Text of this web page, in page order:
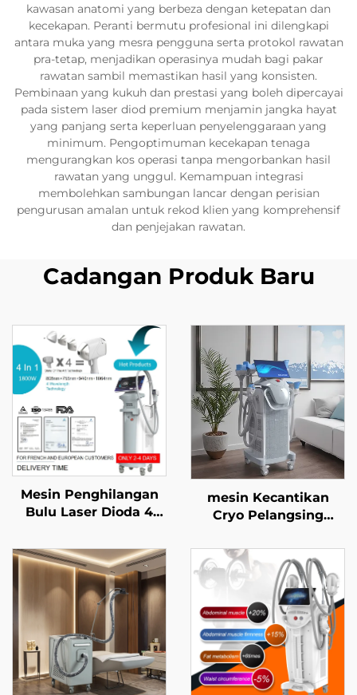
kawasan anatomi yang berbeza dengan ketepatan dan
kecekapan. Peranti bermutu profesional ini dilengkapi
antara muka yang mesra pengguna serta protokol rawatan
pra-tetap, menjadikan operasinya mudah bagi pakar
rawatan sambil memastikan hasil yang konsisten.
Pembinaan yang kukuh dan prestasi yang boleh dipercayai
pada sistem laser diod premium menjamin jangka hayat
yang panjang serta keperluan penyelenggaraan yang
minimum. Pengoptimuman kecekapan tenaga
mengurangkan kos operasi tanpa mengorbankan hasil
rawatan yang unggul. Kemampuan integrasi
membolehkan sambungan lancar dengan perisian
pengurusan amalan untuk rekod klien yang komprehensif
dan penjejakan rawatan.
Cadangan Produk Baru
Mesin Penghilangan
Bulu Laser Dioda 4
titik Tukar Ganti, Daya
600W, 1200W, 1800W,
dan 3000W, serta
Panjang Gelombang
755 nm, 808 nm, 940
nm, dan 1064 nm—
Diluluskan MDR, FDA,
dan MDSAP
mesin Kecantikan
Cryo Pelangsing
dan 8 Kepala Tukar
Ganti, Teknologi
Pendinginan 360
Darjah, dan Terapi
Krioterapi untuk
Penurunan Berat
Badan